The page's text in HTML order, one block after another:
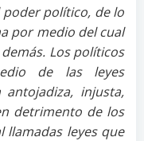
político, de lo
por medio del cual
Los políticos
de las leyes
antojadiza, injusta,
detrimento de los
llamadas leyes que